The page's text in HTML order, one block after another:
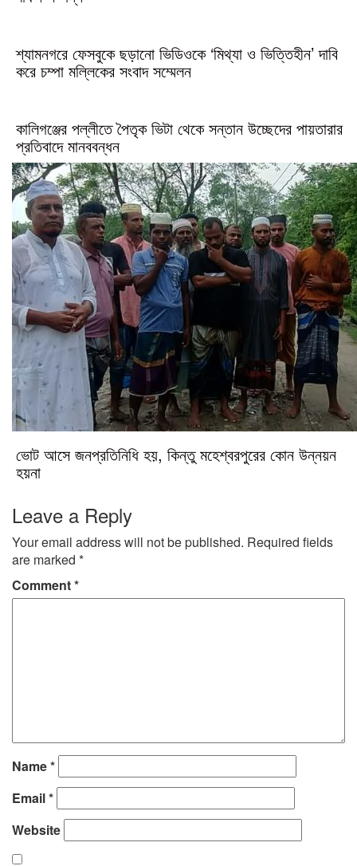
শ্যামনগরে ফেসবুকে ছড়ানো ভিডিওকে ‘মিথ্যা ও ভিত্তিহীন’ দাবি
করে চম্পা মল্লিকের সংবাদ সম্মেলন
কালিগঞ্জের পল্লীতে পৈতৃক ভিটা থেকে সন্তান উচ্ছেদের পায়তারার
প্রতিবাদে মানববন্ধন
ভোট আসে জনপ্রতিনিধি হয়, কিন্তু মহেশ্বরপুরের কোন উন্নয়ন
হয়না
Leave a Reply
Your email address will not be published. Required fields
are marked *
Comment*
Name*
Email*
Website